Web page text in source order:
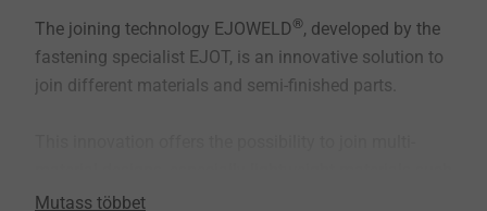
Mutass többet
The joining technology EJOWELD®, developed by the
fastening specialist EJOT, is an innovative solution to
join different materials and semi-finished parts.
as aluminum and advanced high-strength steel, with a